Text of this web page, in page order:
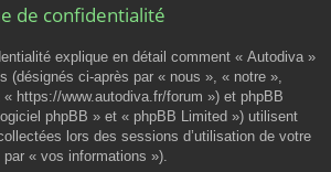
de confidentialité
explique en détail comment « Autodiva »
(désignés ci-après par « nous », « notre »,
https://www.autodiva.fr/forum ») et phpBB
phpBB » et « phpBB Limited ») utilisent
lors des sessions d’utilisation de votre
« vos informations »).